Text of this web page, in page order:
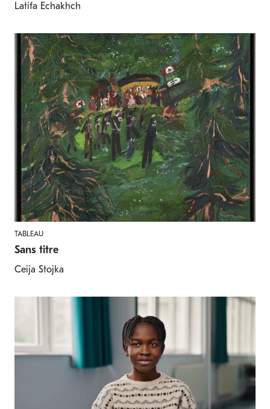
Latifa Echakhch
TABLEAU
Sans titre
Ceija Stojka